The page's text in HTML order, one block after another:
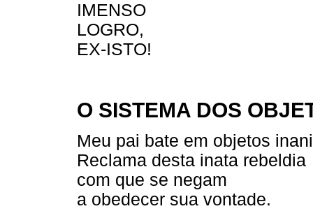
IMENSO
LOGRO,
EX-ISTO!
O SISTEMA DOS
Meu pai bate em objetos
Reclama desta inata rebeldia
com que se negam
a obedecer sua vontade.